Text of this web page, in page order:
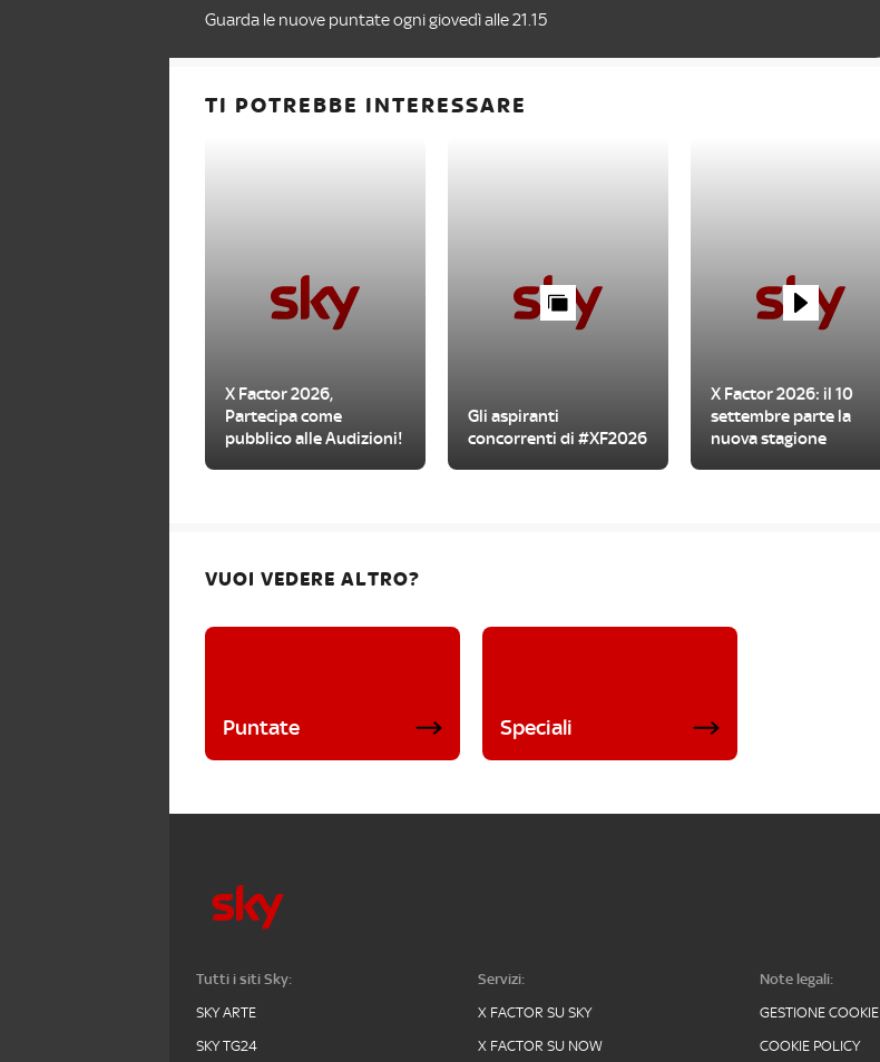
Guarda le nuove puntate ogni giovedì alle 21.15
TI POTREBBE INTERESSARE
X Factor 2026,
Partecipa come
pubblico alle Audizioni!
Gli aspiranti
concorrenti di #XF2026
X Factor 2026: il 10
settembre parte la
nuova stagione
VUOI VEDERE ALTRO?
Puntate Speciali
Tutti i siti Sky:
SKY ARTE
SKY TG24
Servizi:
X FACTOR SU SKY
X FACTOR SU NOW
Note legali:
GESTIONE COOKIE
COOKIE POLICY